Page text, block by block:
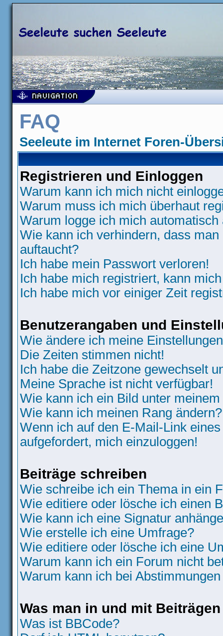
FAQ
Seeleute im Internet Foren-
Registrieren und Einloggen
Warum kann ich mich nicht
Warum muss ich mich überhaut
Warum logge ich mich automatisch
Wie kann ich verhindern, dass
auftaucht?
Ich habe mein Passwort verloren!
Ich habe mich registriert, kann
Ich habe mich vor einiger Zeit
Benutzerangaben und
Wie ändere ich meine
Die Zeiten stimmen nicht!
Ich habe die Zeitzone gewechselt
Meine Sprache ist nicht verfügbar!
Wie kann ich ein Bild unter
Wie kann ich meinen Rang ändern?
Wenn ich auf den E-Mail-Link
aufgefordert, mich einzuloggen!
Beiträge schreiben
Wie schreibe ich ein Thema in ein
Wie editiere oder lösche ich einen
Wie kann ich eine Signatur
Wie erstelle ich eine Umfrage?
Wie editiere oder lösche ich eine
Warum kann ich ein Forum nicht
Warum kann ich bei
Was man in und mit
Was ist BBCode?